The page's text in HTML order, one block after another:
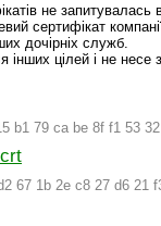
не
сертифікат
дочірніх служб.
інших цілей і не несе
b1 79 ca be 8f f1 53
67 1b 2e c8 27 d6 21